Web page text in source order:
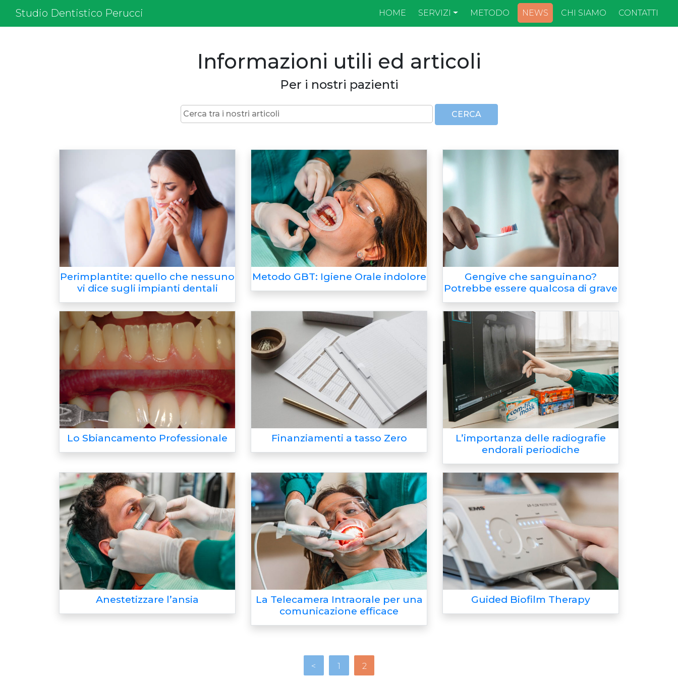
Studio Dentistico Perucci HOME SERVIZI METODO NEWS CHI SIAMO CONTATTI
Informazioni utili ed articoli
Per i nostri pazienti
Perimplantite: quello che nessuno
vi dice sugli impianti dentali
Metodo GBT: Igiene Orale indolore
Gengive che sanguinano?
Potrebbe essere qualcosa di grave
Lo Sbiancamento Professionale Finanziamenti a tasso Zero
L’importanza delle radiografie
endorali periodiche
Anestetizzare l’ansia
La Telecamera Intraorale per una
comunicazione efficace
Guided Biofilm Therapy
< 1 2